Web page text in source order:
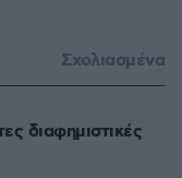
Σχολιασμένα
διαφημιστικές